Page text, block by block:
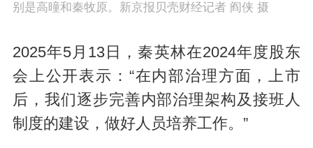
别是高曈和秦牧原。新京报贝壳财经记者 阎侠 摄
2025年5月13日，秦英林在2024年度股东
会上公开表示：“在内部治理方面，上市
后，我们逐步完善内部治理架构及接班人
制度的建设，做好人员培养工作。”